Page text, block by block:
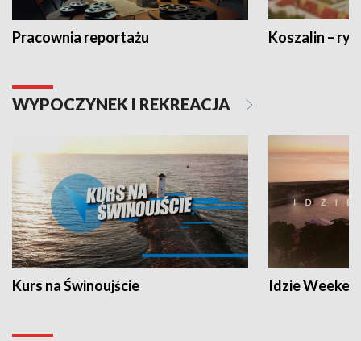
Pracownia reportażu Koszalin –
WYPOCZYNEK I REKREACJA
Kurs na Świnoujście Idzie